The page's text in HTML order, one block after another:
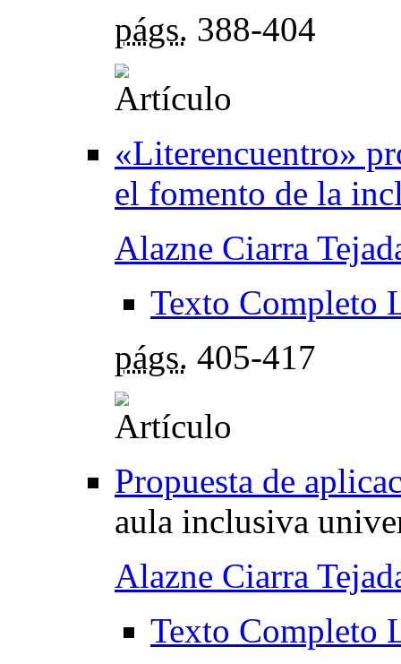
págs. 388-404
«Literencuentro»
el fomento de la
Alazne Ciarra
Texto Completo
págs. 405-417
Propuesta de
aula inclusiva
Alazne Ciarra
Texto Completo